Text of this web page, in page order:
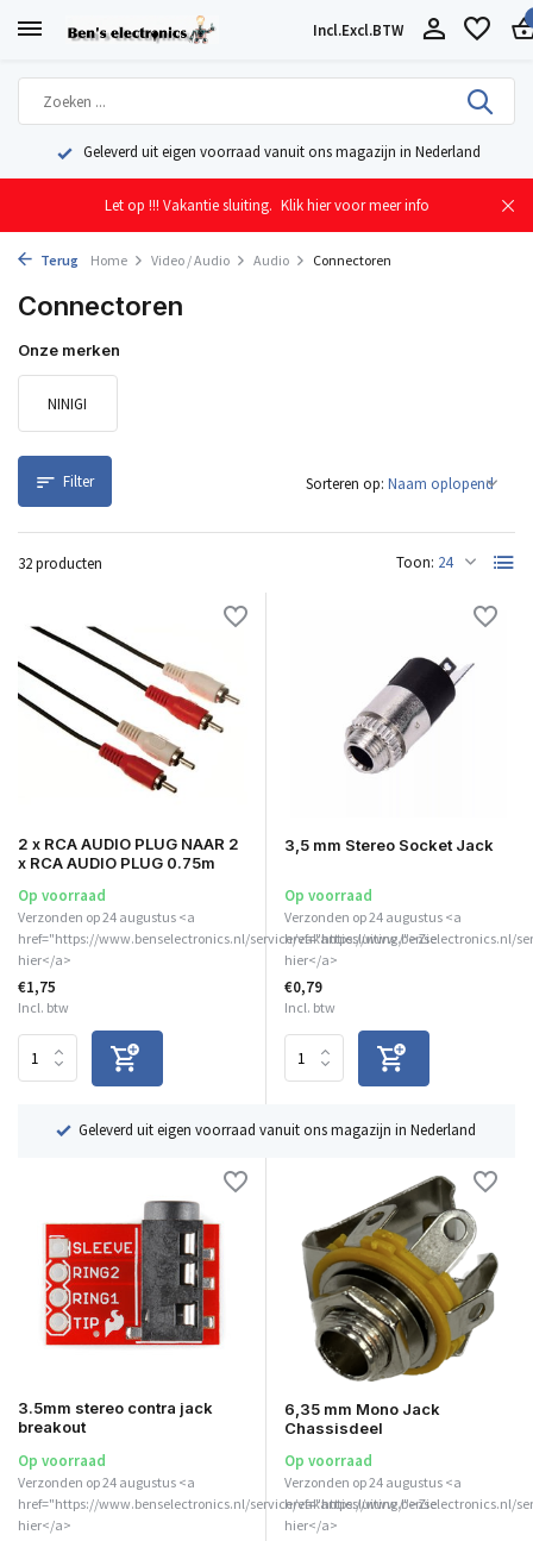
Incl.Excl.BTW
Geleverd uit eigen voorraad vanuit ons magazijn in Nederland
Let op !!! Vakantie sluiting. Klik hier voor meer info
Terug Home Video / Audio Audio Connectoren
Connectoren
Onze merken
NINIGI
Filter
32 producten Toon:
Sorteren op:
2 x RCA AUDIO PLUG NAAR 2
x RCA AUDIO PLUG 0.75m
Op voorraad
Verzonden op 24 augustus <a
href="https://www.benselectronics.nl/service/vakantiesluiting/">Zie
hier</a>
€1,75
Incl. btw
3,5 mm Stereo Socket Jack
Op voorraad
Verzonden op 24 augustus <a
href="https://www.benselectronics.nl/
hier</a>
€0,79
Incl. btw
Geleverd uit eigen voorraad vanuit ons magazijn in Nederland
3.5mm stereo contra jack
breakout
Op voorraad
Verzonden op 24 augustus <a
href="https://www.benselectronics.nl/service/vakantiesluiting/">Zie
hier</a>
6,35 mm Mono Jack
Chassisdeel
Op voorraad
Verzonden op 24 augustus <a
href="https://www.benselectronics.nl/
hier</a>